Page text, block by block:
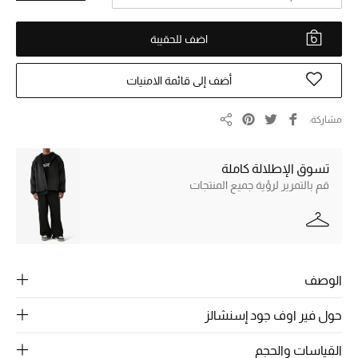
الحقائب النسائية
أحذية النسائية
الرجال
الأطفال
مستلزمات المنزل
جديد لدينا
اضف للحقيبة
أضف إلى قائمة الامنيات
مشاركة
تسوق الإطلالة كاملة
قم بالتمرير لرؤية جميع المنتجات
الوصف
حول فير اوف جود إسنشالز
القياسات والحجم